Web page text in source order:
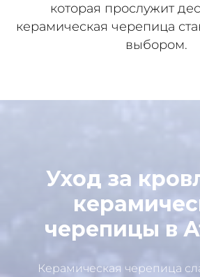
которая прослужит
керамическая черепица
выбором.
Уход за
черепицы в
Керамическая черепица